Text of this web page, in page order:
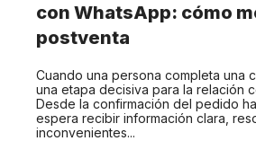
con WhatsApp: cómo
postventa
Cuando una persona completa una
una etapa decisiva para la relación
Desde la confirmación del pedido
espera recibir información clara,
inconvenientes...